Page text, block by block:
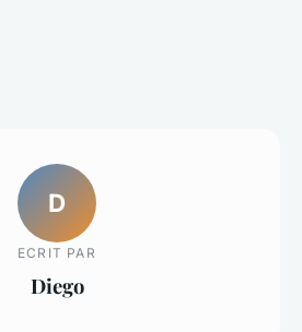
D
ECRIT PAR
Diego